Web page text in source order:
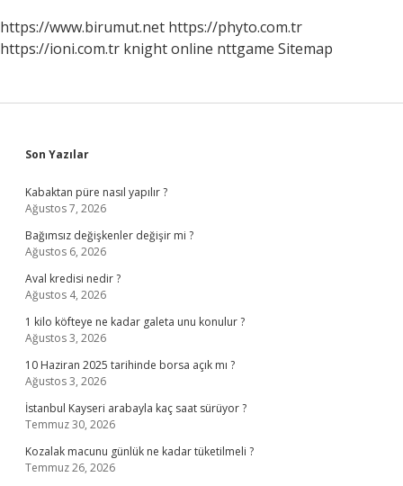
https://www.birumut.net https://phyto.com.tr
https://ioni.com.tr knight online nttgame Sitemap
Sidebar
Son Yazılar
Kabaktan püre nasıl yapılır ?
Ağustos 7, 2026
Bağımsız değişkenler değişir mi ?
Ağustos 6, 2026
Aval kredisi nedir ?
Ağustos 4, 2026
1 kilo köfteye ne kadar galeta unu konulur ?
Ağustos 3, 2026
10 Haziran 2025 tarihinde borsa açık mı ?
Ağustos 3, 2026
İstanbul Kayseri arabayla kaç saat sürüyor ?
Temmuz 30, 2026
Kozalak macunu günlük ne kadar tüketilmeli ?
Temmuz 26, 2026